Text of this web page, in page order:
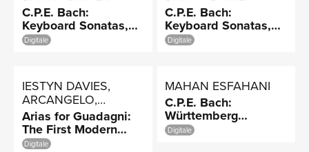
C.P.E. Bach:
Keyboard Sonatas,
Vol. 2
Digitale
C.P.E. Bach:
Keyboard Sonatas,
Vol. 1
Digitale
IESTYN DAVIES,
ARCANGELO,
JONATHAN COHEN
Arias for Guadagni:
The First Modern
Castrato
Digitale
MAHAN ESFAHANI
C.P.E. Bach:
Württemberg
Sonatas, H.30-H.36
Digitale
RICERCA